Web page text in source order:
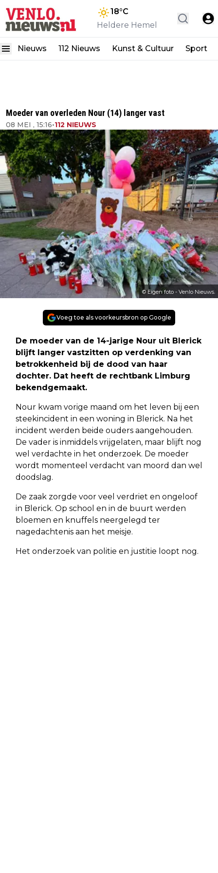
18°C
Heldere Hemel
Nieuws 112 Nieuws Kunst & Cultuur Sport
Moeder van overleden Nour (14) langer vast
08 MEI , 15:16•112 NIEUWS
© Eigen foto - Venlo Nieuws.
Voeg toe als voorkeursbron op Google
De moeder van de 14-jarige Nour uit Blerick
blijft langer vastzitten op verdenking van
betrokkenheid bij de dood van haar
dochter. Dat heeft de rechtbank Limburg
bekendgemaakt.
Nour kwam vorige maand om het leven bij een
steekincident in een woning in Blerick. Na het
incident werden beide ouders aangehouden.
De vader is inmiddels vrijgelaten, maar blijft nog
wel verdachte in het onderzoek. De moeder
wordt momenteel verdacht van moord dan wel
doodslag.
De zaak zorgde voor veel verdriet en ongeloof
in Blerick. Op school en in de buurt werden
bloemen en knuffels neergelegd ter
nagedachtenis aan het meisje.
Het onderzoek van politie en justitie loopt nog.